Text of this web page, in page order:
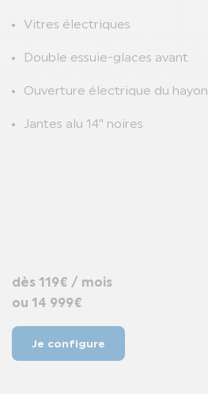
Vitres électriques
Double essuie-glaces avant
Ouverture électrique du hayon
Jantes alu 14’’ noires
dès 119€ / mois
ou 14 999€
Je configure